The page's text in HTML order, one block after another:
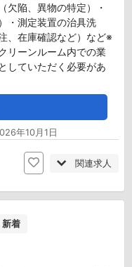
欠陥、異物の特定）・
・測定装置の治具洗
、在庫確認など）など※
リーンルーム内での業
していただく必要があ
年10月1日
関連求人
新着